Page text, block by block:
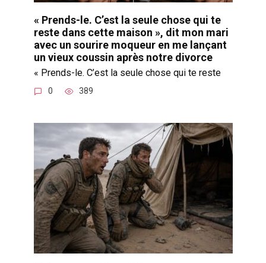
« Prends-le. C’est la seule chose qui te
reste dans cette maison », dit mon mari
avec un sourire moqueur en me lançant
un vieux coussin après notre divorce
« Prends-le. C’est la seule chose qui te reste
0 389